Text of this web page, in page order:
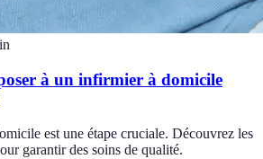
à un infirmier à domicile
est une étape cruciale. Découvrez les
garantir des soins de qualité.